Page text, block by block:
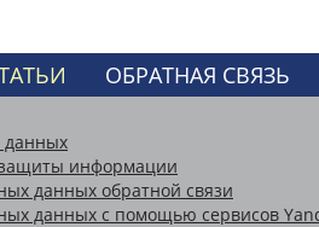
ОБРАТНАЯ СВЯЗЬ
данных
информации
данных обратной связи
данных с помощью сервисов